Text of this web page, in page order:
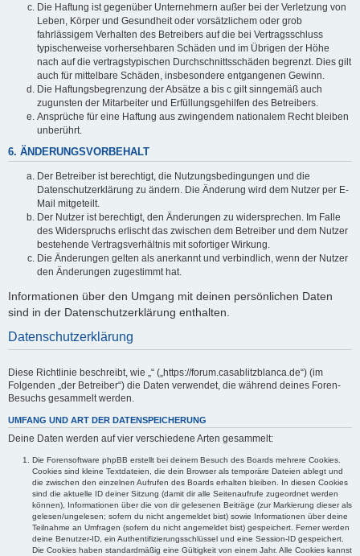
Die Haftung ist gegenüber Unternehmern außer bei der Verletzung von
Leben, Körper und Gesundheit oder vorsätzlichem oder grob
fahrlässigem Verhalten des Betreibers auf die bei Vertragsschluss
typischerweise vorhersehbaren Schäden und im Übrigen der Höhe
nach auf die vertragstypischen Durchschnittsschäden begrenzt. Dies gilt
auch für mittelbare Schäden, insbesondere entgangenen Gewinn.
Die Haftungsbegrenzung der Absätze a bis c gilt sinngemäß auch
zugunsten der Mitarbeiter und Erfüllungsgehilfen des Betreibers.
Ansprüche für eine Haftung aus zwingendem nationalem Recht bleiben
unberührt.
6. ÄNDERUNGSVORBEHALT
Der Betreiber ist berechtigt, die Nutzungsbedingungen und die
Datenschutzerklärung zu ändern. Die Änderung wird dem Nutzer per E-
Mail mitgeteilt.
Der Nutzer ist berechtigt, den Änderungen zu widersprechen. Im Falle
des Widerspruchs erlischt das zwischen dem Betreiber und dem Nutzer
bestehende Vertragsverhältnis mit sofortiger Wirkung.
Die Änderungen gelten als anerkannt und verbindlich, wenn der Nutzer
den Änderungen zugestimmt hat.
Informationen über den Umgang mit deinen persönlichen Daten
sind in der Datenschutzerklärung enthalten.
Datenschutzerklärung
Diese Richtlinie beschreibt, wie „“ („https://forum.casablitzblanca.de“) (im
Folgenden „der Betreiber“) die Daten verwendet, die während deines Foren-
Besuchs gesammelt werden.
UMFANG UND ART DER DATENSPEICHERUNG
Deine Daten werden auf vier verschiedene Arten gesammelt:
Die Forensoftware phpBB erstellt bei deinem Besuch des Boards mehrere Cookies.
Cookies sind kleine Textdateien, die dein Browser als temporäre Dateien ablegt und
die zwischen den einzelnen Aufrufen des Boards erhalten bleiben. In diesen Cookies
sind die aktuelle ID deiner Sitzung (damit dir alle Seitenaufrufe zugeordnet werden
können), Informationen über die von dir gelesenen Beiträge (zur Markierung dieser als
gelesen/ungelesen; sofern du nicht angemeldet bist) sowie Informationen über deine
Teilnahme an Umfragen (sofern du nicht angemeldet bist) gespeichert. Ferner werden
deine Benutzer-ID, ein Authentifizierungsschlüssel und eine Session-ID gespeichert.
Die Cookies haben standardmäßig eine Gültigkeit von einem Jahr. Alle Cookies kannst